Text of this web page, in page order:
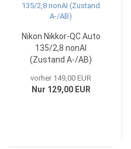
Nikon Nikkor-QC Auto
135/2,8 nonAI
(Zustand A-/AB)
vorher 149,00 EUR
Nur 129,00 EUR